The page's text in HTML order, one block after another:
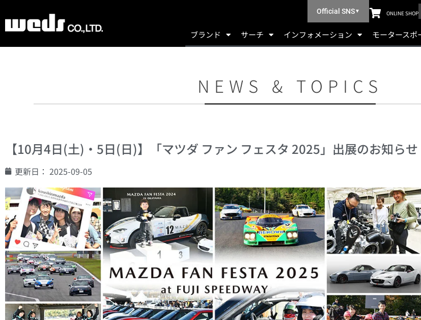
Official SNS▼ ONLINE SHOP
ブランド サーチ インフォメーション モータースポ
NEWS & TOPICS
【10月4日(土)・5日(日)】「マツダ ファン フェスタ 2025」出展のお知らせ
更新日： 2025-09-05